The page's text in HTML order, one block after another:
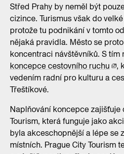
Střed Prahy by neměl být
cizince. Turismus však do
protože tu podnikání v tomto
nějaká pravidla. Město se
koncentraci návštěvníků. S tím
koncepce cestovního ruchu
,
vedením radní pro kulturu a
Třeštíkové.
Naplňování koncepce zajišťuje
Tourism, která funguje jako
byla akceschopnější a lépe se
místních. Prague City Tourism